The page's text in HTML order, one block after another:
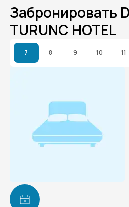
Забронировать
TURUNC HOTEL
7 8 9 10 11